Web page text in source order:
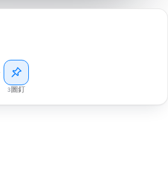
3圖釘